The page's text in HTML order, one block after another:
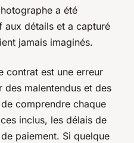
a été
aux détails et a capturé
jamais imaginés.
contrat est une erreur
des malentendus et des
comprendre chaque
inclus, les délais de
paiement. Si quelque